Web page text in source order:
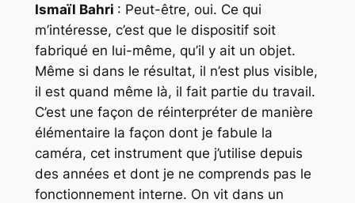
Ismaïl Bahri : Peut-être, oui. Ce qui
m’intéresse, c’est que le dispositif soit
fabriqué en lui-même, qu’il y ait un objet.
Même si dans le résultat, il n’est plus visible,
il est quand même là, il fait partie du travail.
C’est une façon de réinterpréter de manière
élémentaire la façon dont je fabule la
caméra, cet instrument que j’utilise depuis
des années et dont je ne comprends pas le
fonctionnement interne. On vit dans un